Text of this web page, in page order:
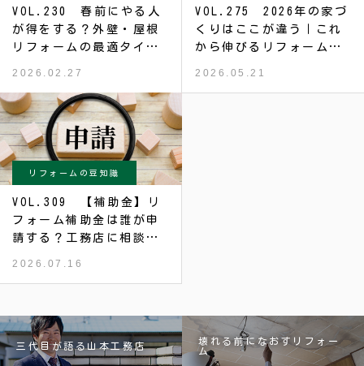
VOL.230 春前にやる人
が得をする？外壁・屋根
リフォームの最適タイミ
2026.02.27
VOL.275 2026年の家づ
くりはここが違う｜これ
から伸びるリフォームと
2026.05.21
リフォームの豆知識
VOL.309 【補助金】リ
フォーム補助金は誰が申
請する？工務店に相談す
2026.07.16
三代目が語る山本工務店
壊れる前になおすリフォー
ム